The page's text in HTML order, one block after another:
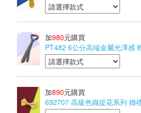
加980元購買
PT482 6公分高端金屬光澤感
加890元購買
692707 高級色織提花系列 婚